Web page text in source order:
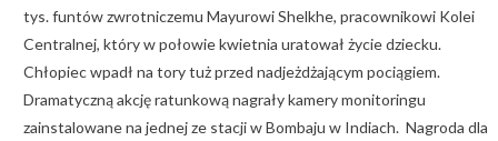
tys. funtów zwrotniczemu Mayurowi Shelkhe, pracownikowi Kolei
Centralnej, który w połowie kwietnia uratował życie dziecku.
Chłopiec wpadł na tory tuż przed nadjeżdżającym pociągiem.
Dramatyczną akcję ratunkową nagrały kamery monitoringu
zainstalowane na jednej ze stacji w Bombaju w Indiach. Nagroda dla